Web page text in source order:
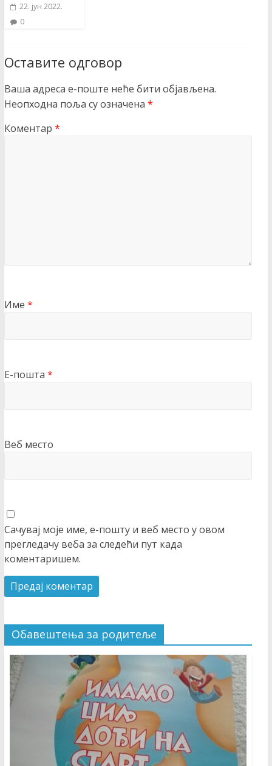
22. јун 2022.
0
Оставите одговор
Ваша адреса е-поште неће бити објављена.
Неопходна поља су означена *
Коментар *
Име *
Е-пошта *
Веб место
Сачувај моје име, е-пошту и веб место у овом
прегледачу веба за следећи пут када
коментаришем.
Обавештења за родитеље